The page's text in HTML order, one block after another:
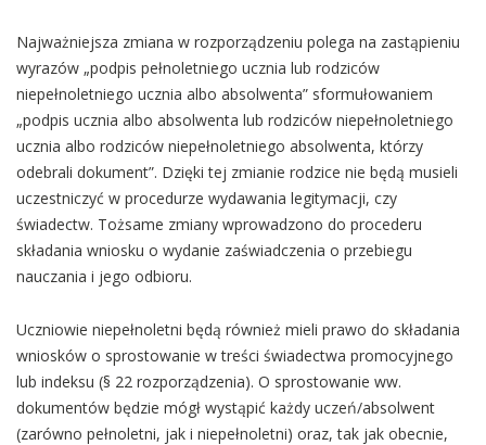
Najważniejsza zmiana w rozporządzeniu polega na zastąpieniu
wyrazów „podpis pełnoletniego ucznia lub rodziców
niepełnoletniego ucznia albo absolwenta” sformułowaniem
„podpis ucznia albo absolwenta lub rodziców niepełnoletniego
ucznia albo rodziców niepełnoletniego absolwenta, którzy
odebrali dokument”. Dzięki tej zmianie rodzice nie będą musieli
uczestniczyć w procedurze wydawania legitymacji, czy
świadectw. Tożsame zmiany wprowadzono do procederu
składania wniosku o wydanie zaświadczenia o przebiegu
nauczania i jego odbioru.
Uczniowie niepełnoletni będą również mieli prawo do składania
wniosków o sprostowanie w treści świadectwa promocyjnego
lub indeksu (§ 22 rozporządzenia). O sprostowanie ww.
dokumentów będzie mógł wystąpić każdy uczeń/absolwent
(zarówno pełnoletni, jak i niepełnoletni) oraz, tak jak obecnie,